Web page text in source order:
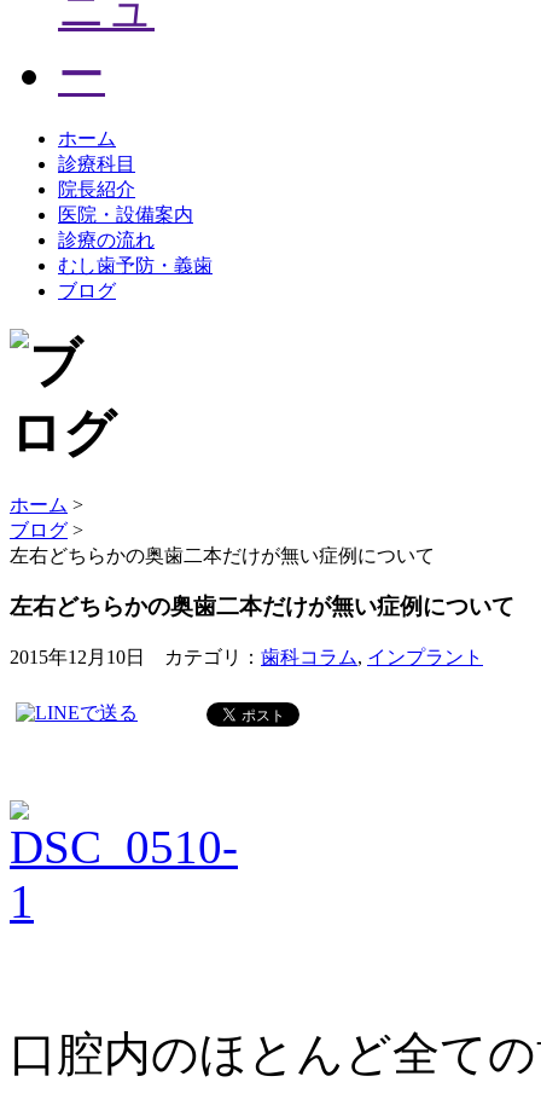
ホーム
診療科目
院長紹介
医院・設備案内
診療の流れ
むし歯予防・義歯
ブログ
ホーム >
ブログ >
左右どちらかの奥歯二本だけが無い症例について
左右どちらかの奥歯二本だけが無い症例について
2015年12月10日 カテゴリ： 歯科コラム, インプラント
口腔内のほとんど全て